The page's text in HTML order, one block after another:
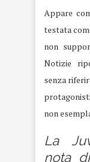
Appare
testata
non
Notizie
senza
non
La
nota